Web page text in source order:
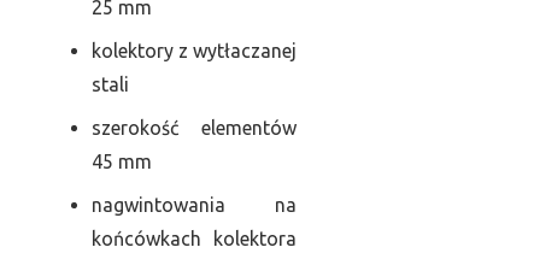
25 mm
kolektory z wytłaczanej
stali
szerokość elementów
45 mm
nagwintowania na
końcówkach kolektora